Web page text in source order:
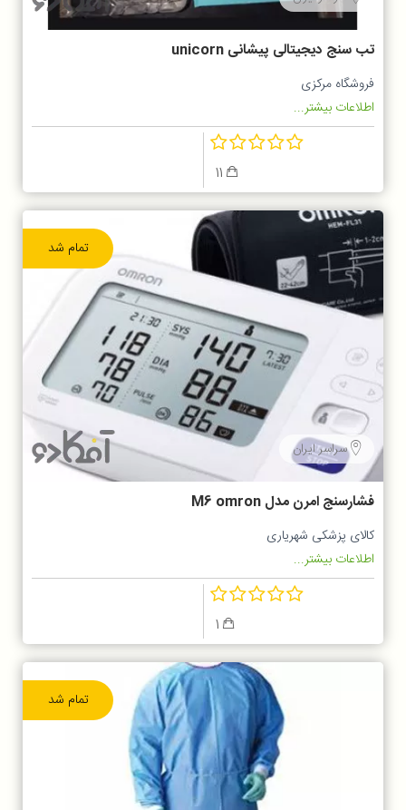
تب سنج دیجیتالی پیشانی unicorn
فروشگاه مرکزی
اطلاعات بیشتر...
11
تمام شد
سراسر ایران
فشارسنج امرن مدل M6 omron
کالای پزشکی شهریاری
اطلاعات بیشتر...
1
تمام شد